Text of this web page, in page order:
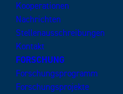
Kooperationen
Nachrichten
Stellenausschreibungen
Kontakt
FORSCHUNG
Forschungsprogramm
Forschungsprojekte